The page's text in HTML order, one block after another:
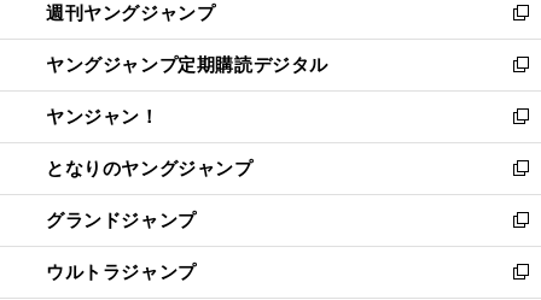
く
で
開
く
ド
ウ
で
開
く
ィ
ン
ド
ウ
で
開
く
週刊ヤングジャンプ
新
し
い
ウ
ィ
ン
ド
ウ
で
開
く
ヤングジャンプ定期購読デジタル
新
し
い
ウ
ィ
ン
ド
ウ
で
ヤンジャン！
新
し
い
ウ
ィ
ン
ド
となりのヤングジャンプ
新
し
い
ウ
ィ
グランドジャンプ
新
し
い
ウルトラジャンプ
新